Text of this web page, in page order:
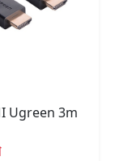
Ugreen 3m